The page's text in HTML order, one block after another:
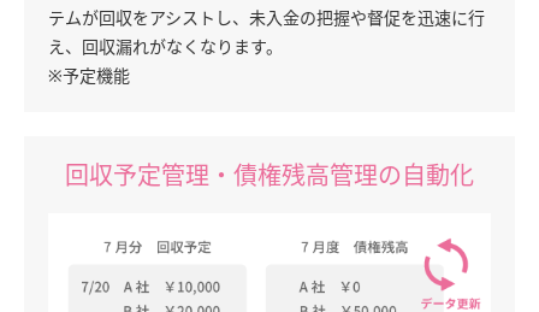
テムが回収をアシストし、未入金の把握や督促を迅速に行
え、回収漏れがなくなります。
※予定機能
回収予定管理・債権残高管理の自動化